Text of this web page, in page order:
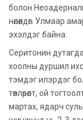
болон
нөлөөлдөг. Улмаар
эхэлдэг байна.
Серитонин
хоолны дуршил
тэмдэг илэрдэг
төвлөрөлт, ой
мартах, ядарч